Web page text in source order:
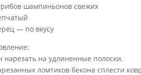
шампиньонов свежих
— по вкусу
нарезать на удлиненные полоски.
ломтиков бекона сплести